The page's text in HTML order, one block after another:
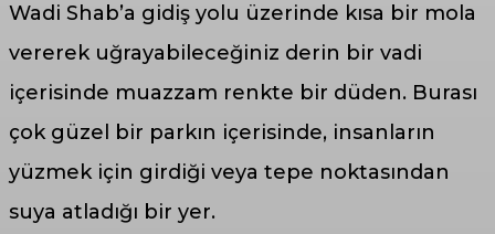
Wadi Shab’a gidiş yolu üzerinde kısa bir mola
vererek uğrayabileceğiniz derin bir vadi
içerisinde muazzam renkte bir düden. Burası
çok güzel bir parkın içerisinde, insanların
yüzmek için girdiği veya tepe noktasından
suya atladığı bir yer.